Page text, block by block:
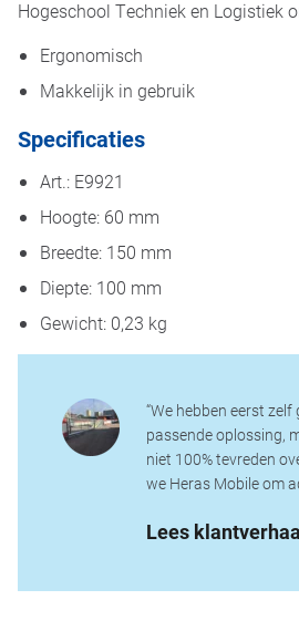
Hogeschool Techniek en Logistiek
Ergonomisch
Makkelijk in gebruik
Specificaties
Art.: E9921
Hoogte: 60 mm
Breedte: 150 mm
Diepte: 100 mm
Gewicht: 0,23 kg
“We hebben eerst
passende oplossing,
niet 100% tevreden
we Heras Mobile om
Lees